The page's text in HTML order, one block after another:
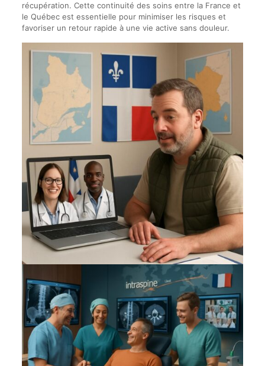
récupération. Cette continuité des soins entre la France et
le Québec est essentielle pour minimiser les risques et
favoriser un retour rapide à une vie active sans douleur.